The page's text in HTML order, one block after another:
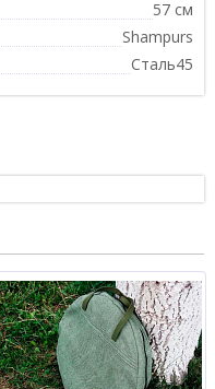
57 см
Shampurs
Сталь45